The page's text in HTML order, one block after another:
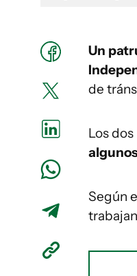
Un
de
Los
Según